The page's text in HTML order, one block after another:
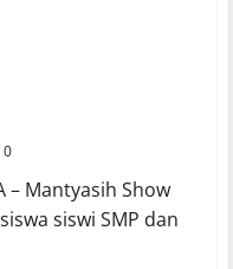
0
– Mantyasih Show
siswi SMP dan